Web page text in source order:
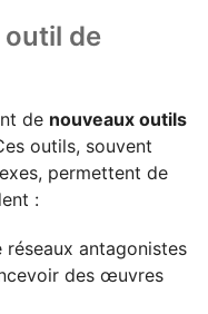
outil de
de nouveaux outils
outils, souvent
permettent de
:
réseaux antagonistes
des œuvres